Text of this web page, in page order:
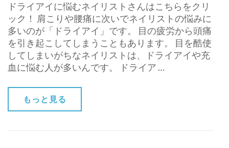
ドライアイに悩むネイリストさんはこちらをクリ
ック！ 肩こりや腰痛に次いでネイリストの悩みに
多いのが「ドライアイ」です。 目の疲労から頭痛
を引き起こしてしまうこともあります。 目を酷使
してしまいがちなネイリストは、ドライアイや充
血に悩む人が多いんです。 ドライア …
もっと見る